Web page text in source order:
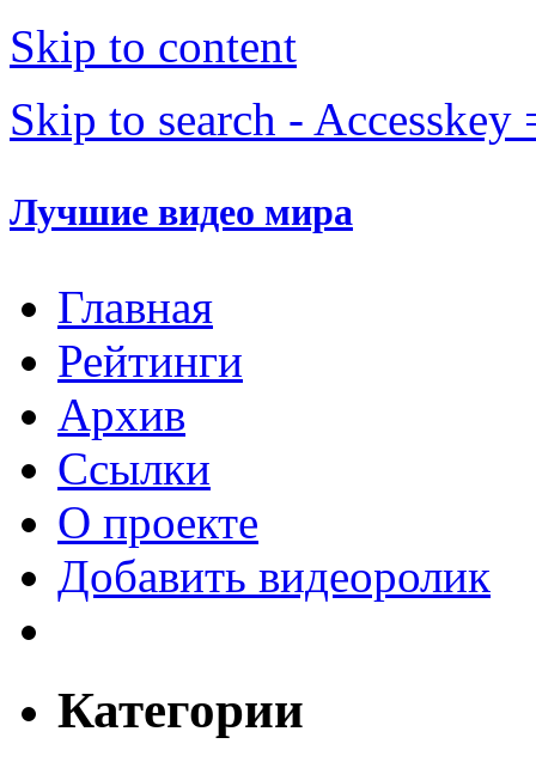
Skip to content
Skip to search - Accesskey
Лучшие видео мира
Главная
Рейтинги
Архив
Ссылки
О проекте
Добавить видеоролик
Категории